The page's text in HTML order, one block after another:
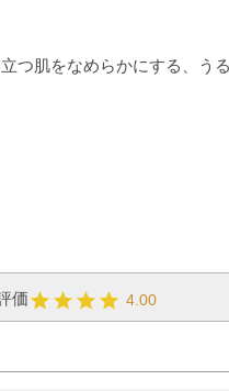
つ肌をなめらかにする、う
4.00